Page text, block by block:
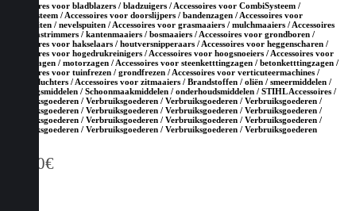
Accessoires voor bladblazers / bladzuigers / Accessoires voor CombiSysteem /
MultiSysteem / Accessoires voor doorslijpers / bandenzagen / Accessoires voor
drukspuiten / nevelspuiten / Accessoires voor grasmaaiers / mulchmaaiers / Accessoires
voor grastrimmers / kantenmaaiers / bosmaaiers / Accessoires voor grondboren /
Accessoires voor hakselaars / houtversnipperaars / Accessoires voor heggenscharen /
Accessoires voor hogedrukreinigers / Accessoires voor hoogsnoeiers / Accessoires voor
kettingzagen / motorzagen / Accessoires voor steenketttingzagen / betonketttingzagen /
Accessoires voor tuinfrezen / grondfrezen / Accessoires voor verticuteermachines /
gazonbeluchters / Accessoires voor zitmaaiers / Brandstoffen / oliën / smeermiddelen /
reinigingsmiddelen / Schoonmaakmiddelen / onderhoudsmiddelen / STIHL Accessoires /
Verbruiksgoederen / Verbruiksgoederen / Verbruiksgoederen / Verbruiksgoederen /
Verbruiksgoederen / Verbruiksgoederen / Verbruiksgoederen / Verbruiksgoederen /
Verbruiksgoederen / Verbruiksgoederen / Verbruiksgoederen / Verbruiksgoederen /
Verbruiksgoederen / Verbruiksgoederen / Verbruiksgoederen / Verbruiksgoederen
11,30€